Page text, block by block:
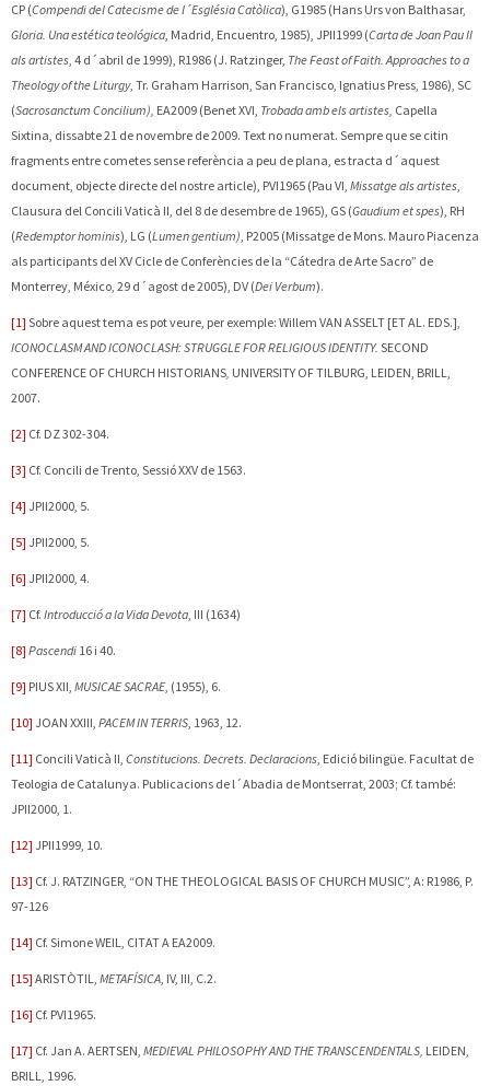
CP (Compendi del Catecisme de l´Església Catòlica), G1985 (Hans Urs von Balthasar,
Gloria. Una estética teológica, Madrid, Encuentro, 1985), JPII1999 (Carta de Joan Pau II
als artistes, 4 d´abril de 1999), R1986 (J. Ratzinger, The Feast of Faith. Approaches to a
Theology of the Liturgy, Tr. Graham Harrison, San Francisco, Ignatius Press, 1986), SC
(Sacrosanctum Concilium), EA2009 (Benet XVI, Trobada amb els artistes, Capella
Sixtina, dissabte 21 de novembre de 2009. Text no numerat. Sempre que se citin
fragments entre cometes sense referència a peu de plana, es tracta d´aquest
document, objecte directe del nostre article), PVI1965 (Pau VI, Missatge als artistes,
Clausura del Concili Vaticà II, del 8 de desembre de 1965), GS (Gaudium et spes), RH
(Redemptor hominis), LG (Lumen gentium), P2005 (Missatge de Mons. Mauro Piacenza
als participants del XV Cicle de Conferències de la “Cátedra de Arte Sacro” de
Monterrey, México, 29 d´agost de 2005), DV (Dei Verbum).
[1] Sobre aquest tema es pot veure, per exemple: Willem VAN ASSELT [ET AL. EDS.],
ICONOCLASM AND ICONOCLASH: STRUGGLE FOR RELIGIOUS IDENTITY. SECOND
CONFERENCE OF CHURCH HISTORIANS, UNIVERSITY OF TILBURG, LEIDEN, BRILL,
2007.
[2] Cf. DZ 302-304.
[3] Cf. Concili de Trento, Sessió XXV de 1563.
[4] JPII2000, 5.
[5] JPII2000, 5.
[6] JPII2000, 4.
[7] Cf. Introducció a la Vida Devota, III (1634)
[8] Pascendi 16 i 40.
[9] PIUS XII, MUSICAE SACRAE, (1955), 6.
[10] JOAN XXIII, PACEM IN TERRIS, 1963, 12.
[11] Concili Vaticà II, Constitucions. Decrets. Declaracions, Edició bilingüe. Facultat de
Teologia de Catalunya. Publicacions de l´Abadia de Montserrat, 2003; Cf. també:
JPII2000, 1.
[12] JPII1999, 10.
[13] Cf. J. RATZINGER, “ON THE THEOLOGICAL BASIS OF CHURCH MUSIC”, A: R1986, P.
97-126
[14] Cf. SimoneWEIL, CITAT A EA2009.
[15] ARISTÒTIL, METAFÍSICA, IV, III, C.2.
[16] Cf. PVI1965.
[17] Cf. Jan A. AERTSEN, MEDIEVAL PHILOSOPHY AND THE TRANSCENDENTALS, LEIDEN,
BRILL, 1996.